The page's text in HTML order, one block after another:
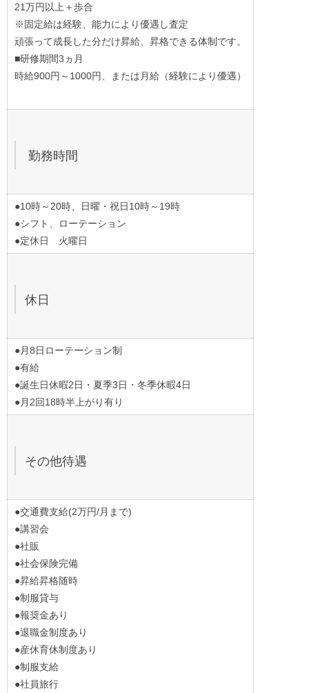
21万円以上＋歩合
※固定給は経験、能力により優遇し査定
頑張って成長した分だけ昇給、昇格できる体制です。
■研修期間3ヵ月
時給900円～1000円、または月給（経験により優遇）
勤務時間
●10時～20時、日曜・祝日10時～19時
●シフト、ローテーション
●定休日 火曜日
休日
●月8日ローテーション制
●有給
●誕生日休暇2日・夏季3日・冬季休暇4日
●月2回18時半上がり有り
その他待遇
●交通費支給(2万円/月まで)
●講習会
●社販
●社会保険完備
●昇給昇格随時
●制服貸与
●報奨金あり
●退職金制度あり
●産休育休制度あり
●制服支給
●社員旅行